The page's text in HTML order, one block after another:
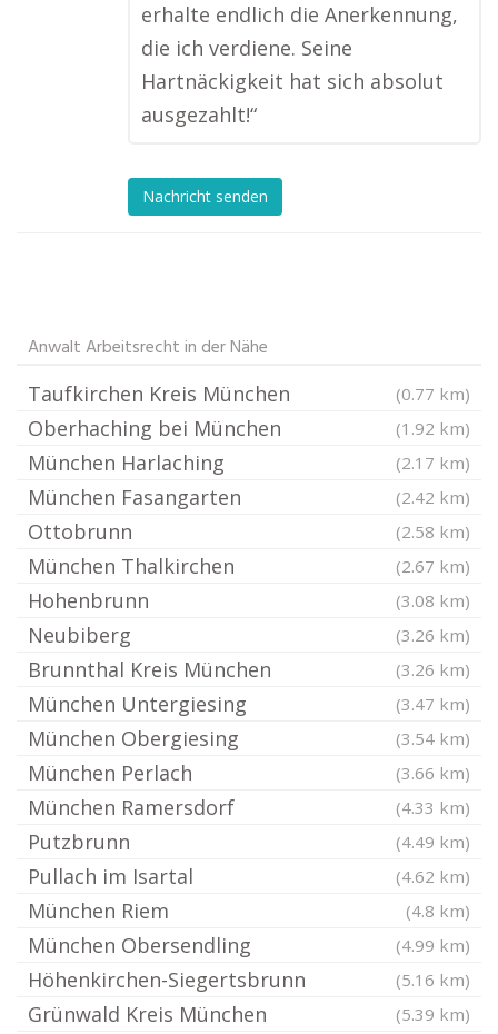
erhalte endlich die Anerkennung,
die ich verdiene. Seine
Hartnäckigkeit hat sich absolut
ausgezahlt!“
Nachricht senden
Anwalt Arbeitsrecht in der Nähe
Taufkirchen Kreis München (0.77 km)
Oberhaching bei München (1.92 km)
München Harlaching (2.17 km)
München Fasangarten (2.42 km)
Ottobrunn (2.58 km)
München Thalkirchen (2.67 km)
Hohenbrunn (3.08 km)
Neubiberg (3.26 km)
Brunnthal Kreis München (3.26 km)
München Untergiesing (3.47 km)
München Obergiesing (3.54 km)
München Perlach (3.66 km)
München Ramersdorf (4.33 km)
Putzbrunn (4.49 km)
Pullach im Isartal (4.62 km)
München Riem (4.8 km)
München Obersendling (4.99 km)
Höhenkirchen-Siegertsbrunn (5.16 km)
Grünwald Kreis München (5.39 km)